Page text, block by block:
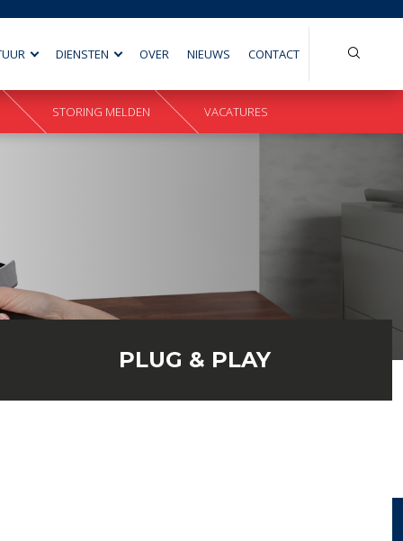
DIENSTEN OVER NIEUWS CONTACT
Search
STORING MELDEN VACATURES
PLUG & PLAY